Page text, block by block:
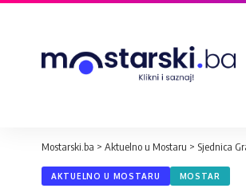
Mostarski.ba > Aktuelno u Mostaru > Sjednica
AKTUELNO U MOSTARU MOSTAR